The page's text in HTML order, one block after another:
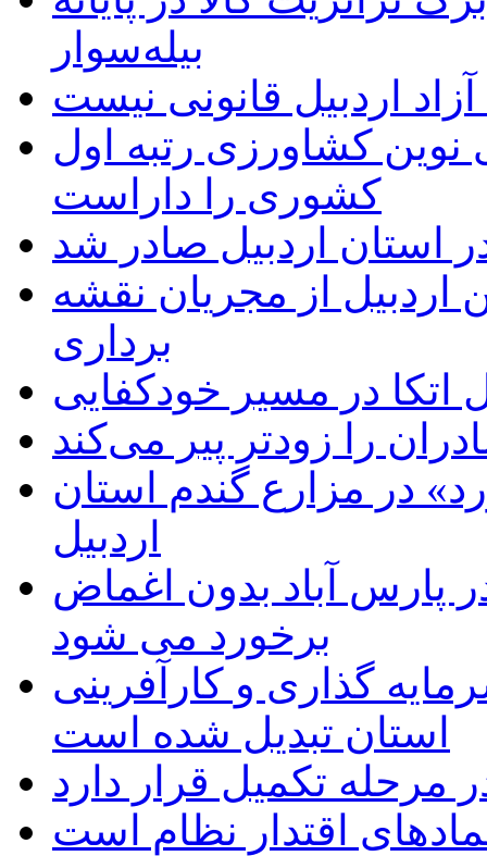
بیله‌سوار
اردبیل قانونی نیست
نوین کشاورزی رتبه اول
کشوری را داراست
استان اردبیل صادر شد
از مجریان نقشه
برداری
در مسیر خودکفایی
را زودتر پیر می‌کند
در مزارع گندم استان
اردبیل
پارس آباد بدون اغماض
برخورد می شود
گذاری و کارآفرینی
استان تبدیل شده است
مرحله تکمیل قرار دارد
اقتدار نظام است